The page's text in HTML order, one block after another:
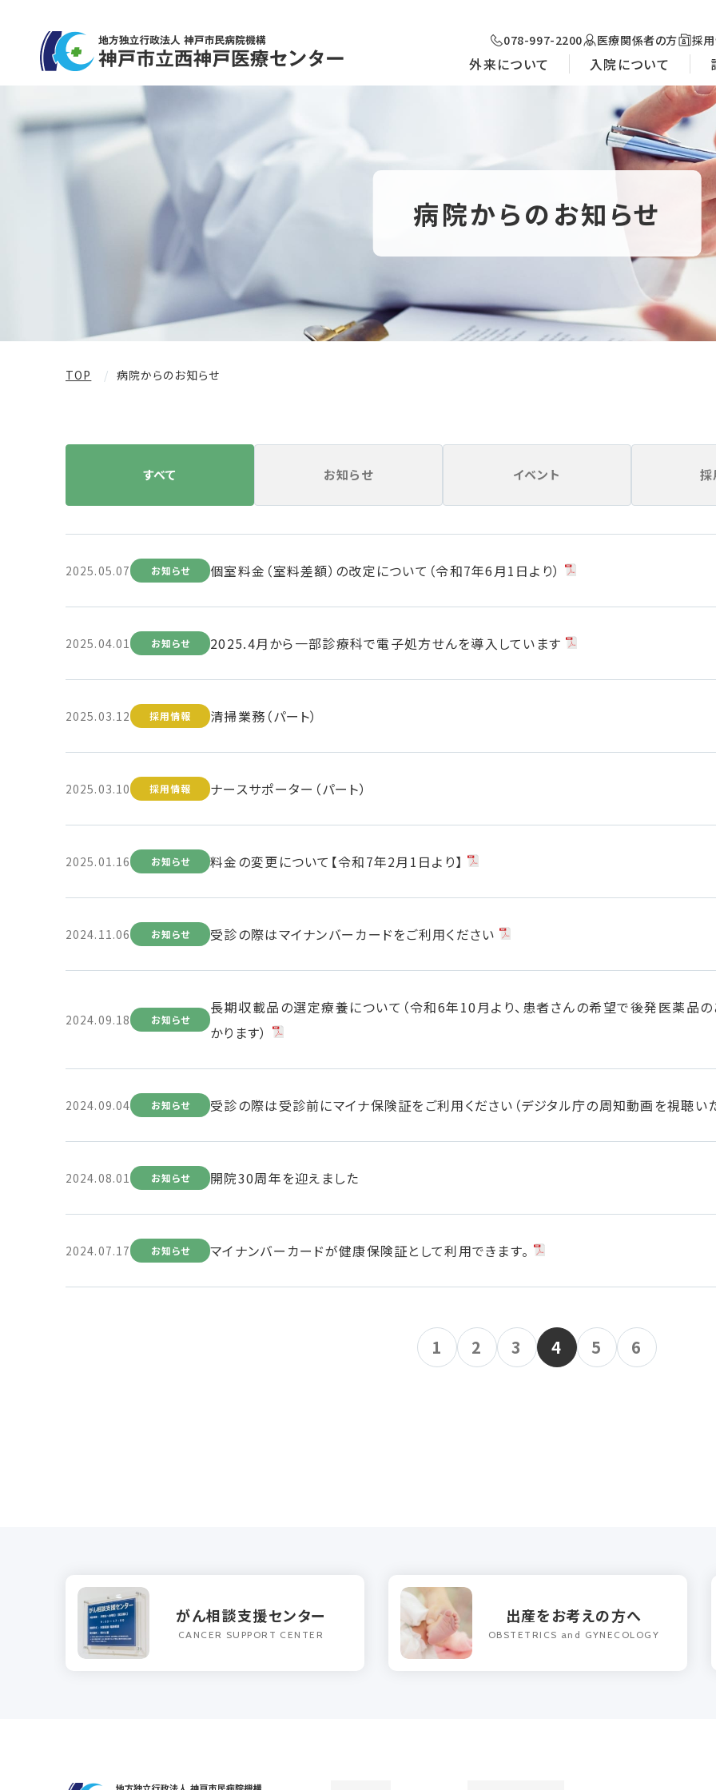
078-997-2200 医療関係者の方 採
外来について 入院について
病院からのお知らせ
TOP 病院からのお知らせ
すべて お知らせ イベント 採
2025.05.07 お知らせ 個室料金（室料差額）の改定について（令和7年6月1日より）
2025.04.01 お知らせ 2025.4月から一部診療科で電子処方せんを導入しています
2025.03.12 採用情報 清掃業務（パート）
2025.03.10 採用情報 ナースサポーター（パート）
2025.01.16 お知らせ 料金の変更について【令和7年2月1日より】
2024.11.06 お知らせ 受診の際はマイナンバーカードをご利用ください
2024.09.18 お知らせ
長期収載品の選定療養について（令和6年10月より、患者さんの希望で後発医薬品
かります）
2024.09.04 お知らせ 受診の際は受診前にマイナ保険証をご利用ください（デジタル庁の周知動画を視聴い
2024.08.01 お知らせ 開院30周年を迎えました
2024.07.17 お知らせ マイナンバーカードが健康保険証として利用できます。
1 2 3 4 5 6
がん相談支援センター
CANCER SUPPORT CENTER
出産をお考えの方へ
OBSTETRICS and GYNECOLOGY